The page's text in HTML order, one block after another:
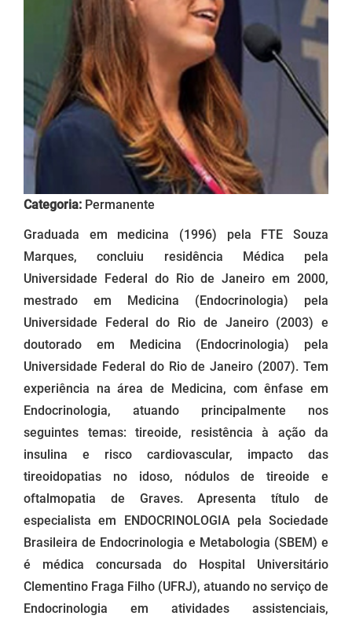
Categoria: Permanente
Graduada em medicina (1996) pela FTE Souza
Marques, concluiu residência Médica pela
Universidade Federal do Rio de Janeiro em 2000,
mestrado em Medicina (Endocrinologia) pela
Universidade Federal do Rio de Janeiro (2003) e
doutorado em Medicina (Endocrinologia) pela
Universidade Federal do Rio de Janeiro (2007). Tem
experiência na área de Medicina, com ênfase em
Endocrinologia, atuando principalmente nos
seguintes temas: tireoide, resistência à ação da
insulina e risco cardiovascular, impacto das
tireoidopatias no idoso, nódulos de tireoide e
oftalmopatia de Graves. Apresenta título de
especialista em ENDOCRINOLOGIA pela Sociedade
Brasileira de Endocrinologia e Metabologia (SBEM) e
é médica concursada do Hospital Universitário
Clementino Fraga Filho (UFRJ), atuando no serviço de
Endocrinologia em atividades assistenciais,